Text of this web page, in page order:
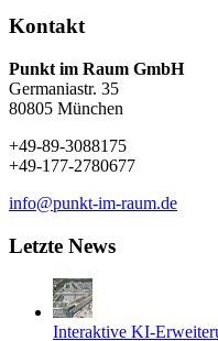
Kontakt
Punkt im Raum GmbH
Germaniastr. 35
80805 München
+49-89-3088175
+49-177-2780677
info@punkt-im-raum.de
Letzte News
Interaktive KI-